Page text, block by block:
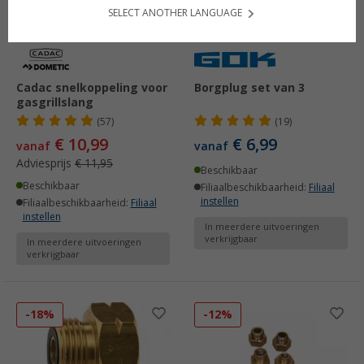
Cadac snelkoppeling voor
gasgrillslang
(57)
vanaf € 10,99
Adviesprijs € 11,95
Beschikbaar
Filiaalbeschikbaarheid: Filiaal
instellen
In meerdere uitvoeringen
verkrijgbaar
Borgplug set van 3
(19)
vanaf € 6,99
Beschikbaar
Filiaalbeschikbaarheid: Filiaal
instellen
In meerdere uitvoeringen
verkrijgbaar
-18% -12%
SELECT ANOTHER LANGUAGE